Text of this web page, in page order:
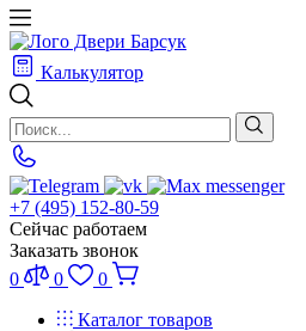
Калькулятор
+7 (495) 152-80-59
Сейчас работаем
Заказать звонок
0
0
0
Каталог товаров